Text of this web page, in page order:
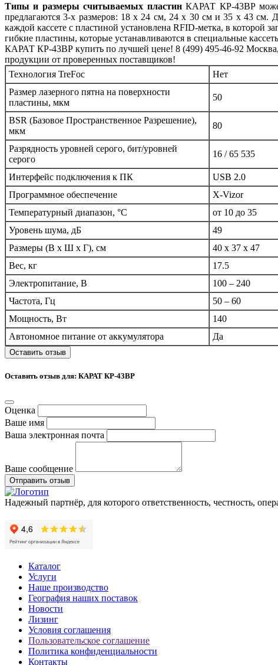
Типы и размеры считываемых пластинКАРАТ КР-43ВР может
предлагаются 3-х размеров: 18 х 24 см, 24 х 30 см и 35 х 43 см.
каждой кассете с пластиной установлена RFID-метка, в которой
гибкие пластины, которые устанавливаются в специальные
КАРАТ КР-43ВР купить по лучшей цене! 8 (499) 495-46-92
продукции от проверенных поставщиков!
Технология TreFoc
Нет
Размер лазерного пятна на поверхности
пластины, мкм
50
BSR (Базовое Пространственное Разрешение),
мкм
80
Разрядность уровней серого, бит/уровней
серого
16 / 65 535
Интерфейс подключения к ПК
USB 2.0
Программное обеспечение
X-Vizor
Температурный диапазон, °C
от 10 до 35
Уровень шума, дБ
49
Размеры (В х Ш х Г), см
40 x 37 x 47
Вес, кг
17.5
Электропитание, В
100 – 240
Частота, Гц
50 – 60
Мощность, Вт
140
Автономное питание от аккумулятора
Да
Оставить отзыв
Оставить отзыв для: КАРАТ КР-43ВР
Оценка
Ваше имя
Ваша электронная почта
Ваше сообщение
Отправить отзыв
Надежный партнёр, для которого ответственность, честность,
Каталог
Услуги
Наше производство
География наших поставок
Новости
Лизинг
Условия соглашения
Пользовательское соглашение
Политика конфиденциальности
Контакты